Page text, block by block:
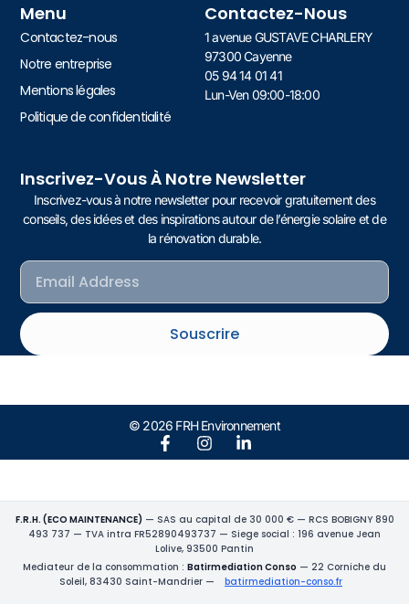
Menu
Contactez-nous
Notre entreprise
Mentions légales
Politique de confidentialité
Contactez-Nous
1 avenue GUSTAVE CHARLERY
97300 Cayenne
05 94 14 01 41
Lun-Ven 09:00-18:00
Inscrivez-Vous À Notre Newsletter
Inscrivez-vous à notre newsletter pour recevoir gratuitement des
conseils, des idées et des inspirations autour de l’énergie solaire et de
la rénovation durable.
Souscrire
© 2026 FRH Environnement
F.R.H. (ECO MAINTENANCE) — SAS au capital de 30 000 € — RCS BOBIGNY 890
493 737 — TVA intra FR52890493737 — Siege social : 196 avenue Jean
Lolive, 93500 Pantin
Mediateur de la consommation : Batirmediation Conso — 22 Corniche du
Soleil, 83430 Saint-Mandrier —
batirmediation-conso.fr